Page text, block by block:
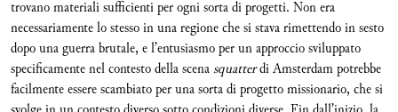
trovano materiali sufficienti per ogni sorta di progetti. Non era
necessariamente lo stesso in una regione che si stava rimettendo in sesto
dopo una guerra brutale, e l’entusiasmo per un approccio sviluppato
specificamente nel contesto della scenasquatterdi Amsterdam potrebbe
facilmente essere scambiato per una sorta di progetto missionario, che si